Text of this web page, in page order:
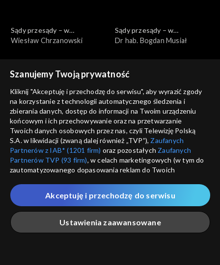
Sądy przesądy – w
powiększeniu
Wiesław Chrzanowski
Sądy przesądy – w
powiększeniu
Dr hab. Bogdan Musiał
Sądy przesądy – w
powiększeniu
Jarosław Marek Rymkiewicz
Sądy przesądy – w
powiększeniu
Anna Walentynowicz
Sądy przesądy – w
powiększeniu
Jacek Gmoch
Sądy przesądy – w
powiększeniu
Ks. Waldemar Chrostowski
Szanujemy Twoją prywatność
Kliknij "Akceptuję i przechodzę do serwisu", aby wyrazić zgody
na korzystanie z technologii automatycznego śledzenia i
zbierania danych, dostęp do informacji na Twoim urządzeniu
końcowym i ich przechowywanie oraz na przetwarzanie
Twoich danych osobowych przez nas, czyli Telewizję Polską
S.A. w likwidacji (zwaną dalej również „TVP”), Zaufanych
Partnerów z IAB* (1201 firm) oraz pozostałych Zaufanych
Partnerów TVP (93 firm), w celach marketingowych (w tym do
zautomatyzowanego dopasowania reklam do Twoich
które wskazujemy poniżej, a także zgody na udostępnianie
przez nas identyfikatora PPID do Google.
Twoje dane osobowe zbierane podczas odwiedzania przez
Ciebie naszych
poszczególnych serwisówzwanych dalej
„Portalem”, w tym informacje zapisywane za pomocą
Ustawienia zaawansowane
Akceptuję i przechodzę do serwisu